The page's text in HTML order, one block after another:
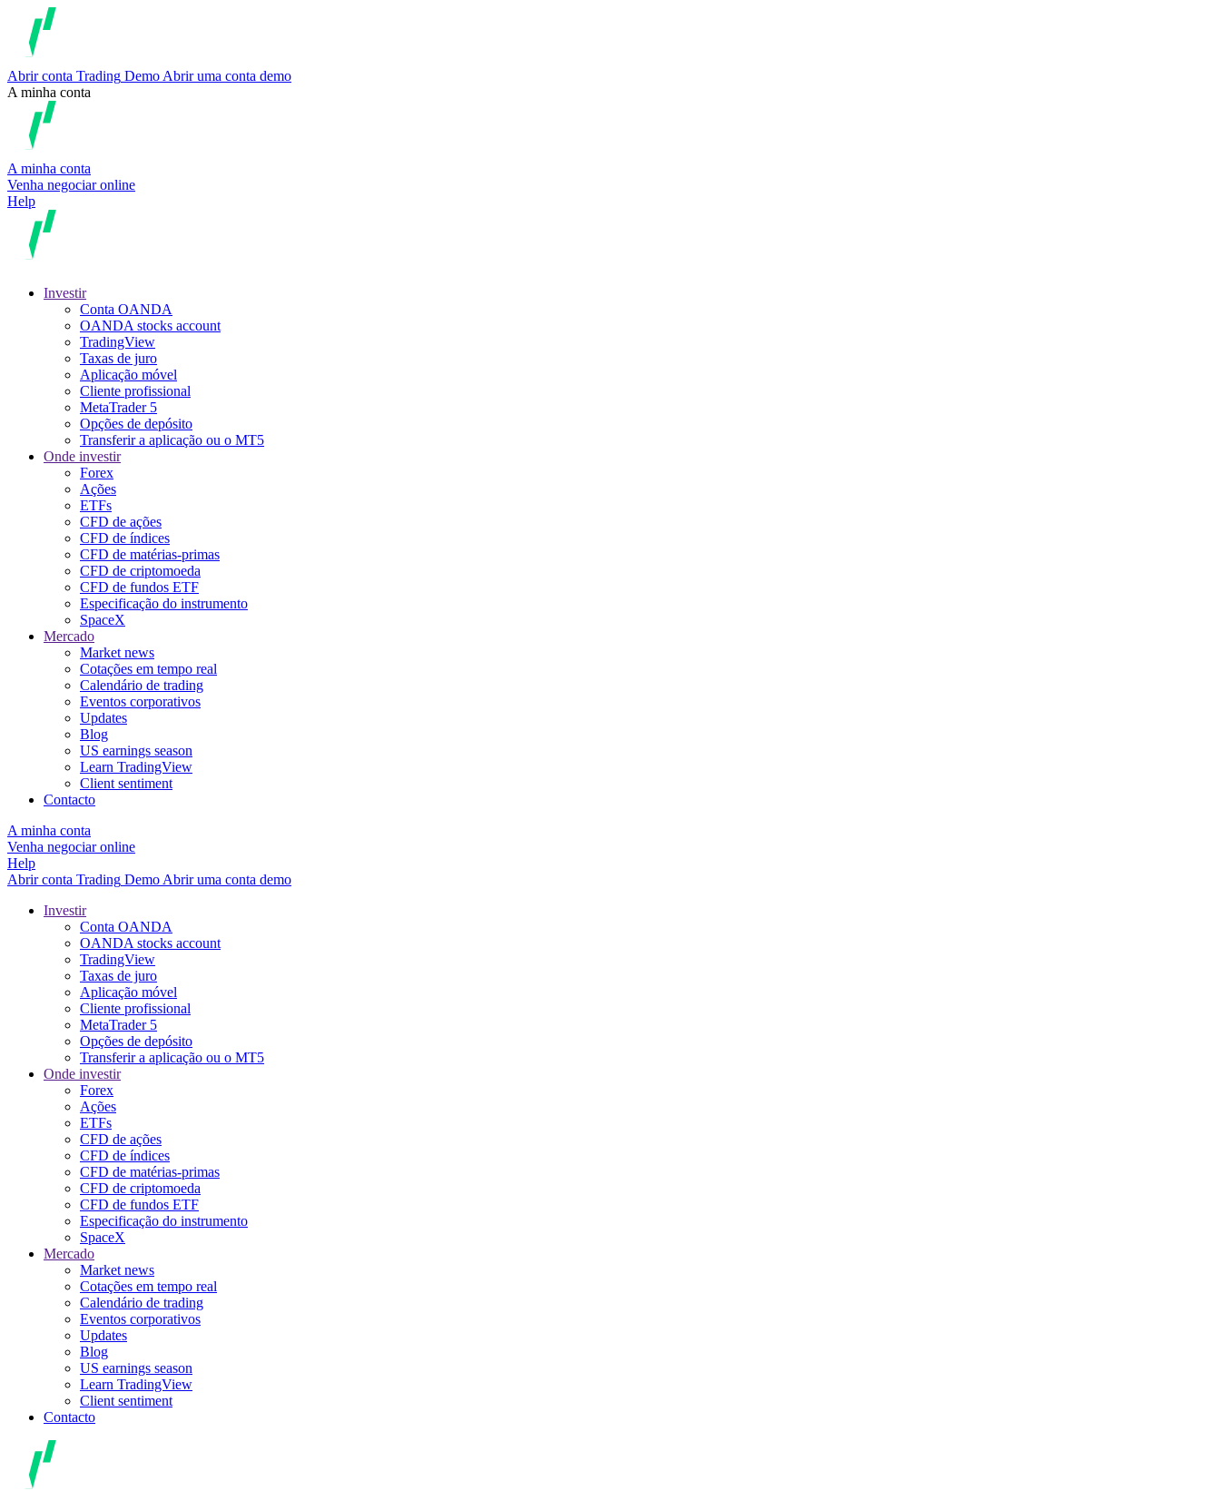
Abrir conta Trading Demo Abrir uma conta demo
A minha conta
A minha conta
Venha negociar online
Help
Investir
Conta OANDA
OANDA stocks account
TradingView
Taxas de juro
Aplicação móvel
Cliente profissional
MetaTrader 5
Opções de depósito
Transferir a aplicação ou o MT5
Onde investir
Forex
Ações
ETFs
CFD de ações
CFD de índices
CFD de matérias-primas
CFD de criptomoeda
CFD de fundos ETF
Especificação do instrumento
SpaceX
Mercado
Market news
Cotações em tempo real
Calendário de trading
Eventos corporativos
Updates
Blog
US earnings season
Learn TradingView
Client sentiment
Contacto
A minha conta
Venha negociar online
Help
Abrir conta Trading Demo Abrir uma conta demo
Investir
Conta OANDA
OANDA stocks account
TradingView
Taxas de juro
Aplicação móvel
Cliente profissional
MetaTrader 5
Opções de depósito
Transferir a aplicação ou o MT5
Onde investir
Forex
Ações
ETFs
CFD de ações
CFD de índices
CFD de matérias-primas
CFD de criptomoeda
CFD de fundos ETF
Especificação do instrumento
SpaceX
Mercado
Market news
Cotações em tempo real
Calendário de trading
Eventos corporativos
Updates
Blog
US earnings season
Learn TradingView
Client sentiment
Contacto